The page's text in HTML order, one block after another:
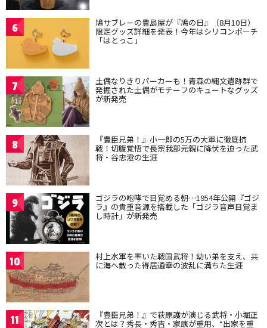
6 鳩サブレーの豊島屋が『鳩の日』（8月10日）
限定グッズ詳細を発表！今年はシリコンポーチ
「はとっこ」
7 土偶なりきりパーカーも！青森の縄文遺跡群で
発掘された土偶がモチーフのキュートなグッズ
が新発売
8 『豊臣兄弟！』小一郎の5万の大軍に徹底抗
戦！切腹覚悟で長宗我部元親に降伏を迫った武
将・谷忠澄の生涯
9 ゴジラの咆哮で目覚める朝…1954年公開『ゴジ
ラ』の貴重音源を搭載した「ゴジラ音声目覚ま
し時計」が新発売
10 村上水軍を率いた戦国武将！幼い弟を支え、共
に海へ散った得居通幸の波乱に満ちた生涯
11 『豊臣兄弟！』で萩原護が演じる武将・小堀正
次とは？秀長・秀吉・家康が重用、“出家を重